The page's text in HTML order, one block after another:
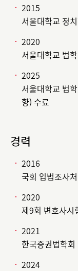
2015
서울대학교 정
2020
서울대학교 법
2025
서울대학교 법
향) 수료
경력
2016
국회 입법조사
2020
제9회 변호사시
2021
한국증권법학회
2024